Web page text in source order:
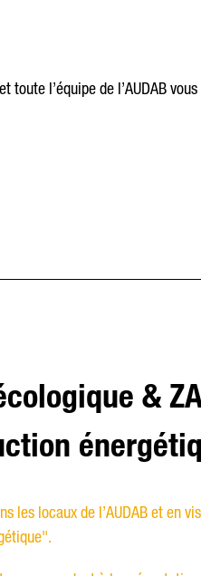
toute l’équipe de l’AUDAB
&
les locaux de l’AUDAB et en